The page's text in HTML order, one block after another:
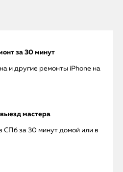
за 30 минут
и другие ремонты iPhone на
мастера
СПб за 30 минут домой или в